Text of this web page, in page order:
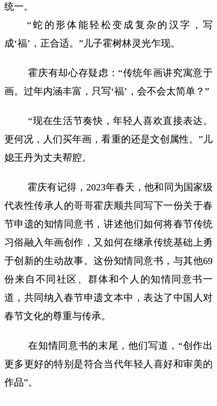
统一。
“蛇的形体能轻松变成复杂的汉字，写
成‘福’，正合适。”儿子霍树林灵光乍现。
霍庆有却心存疑虑：“传统年画讲究寓意于
画。过年内涵丰富，只写‘福’，会不会太简单？”
“现在生活节奏快，年轻人喜欢直接表达。
更何况，人们买年画，看重的还是文创属性。”儿
媳王丹为丈夫帮腔。
霍庆有记得，2023年春天，他和同为国家级
代表性传承人的哥哥霍庆顺共同写下一份关于春
节申遗的知情同意书，讲述他们如何将春节传统
习俗融入年画创作，又如何在继承传统基础上勇
于创新的生动故事。这份知情同意书，与其他69
份来自不同社区、群体和个人的知情同意书一
道，共同纳入春节申遗文本中，表达了中国人对
春节文化的尊重与传承。
在知情同意书的末尾，他们写道，“创作出
更多更好的特别是符合当代年轻人喜好和审美的
作品”。